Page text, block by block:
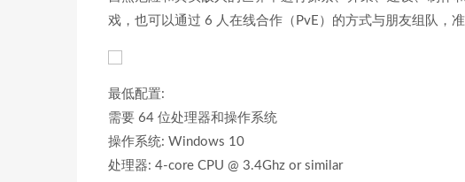
戏，也可以通过 6 人在线合作（PvE）的方式与朋友组队，准
最低配置:
需要 64 位处理器和操作系统
操作系统: Windows 10
处理器: 4-core CPU @ 3.4Ghz or similar